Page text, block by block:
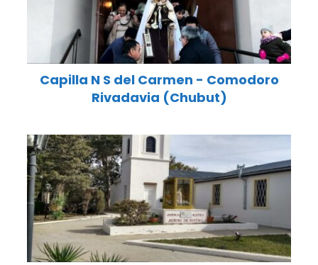
Capilla N S del Carmen - Comodoro
Rivadavia (Chubut)